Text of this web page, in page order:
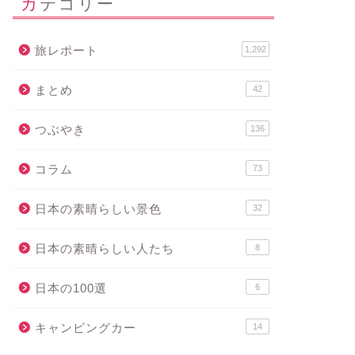
旅レポート 1,292
まとめ 42
つぶやき 136
コラム 73
日本の素晴らしい景色 32
日本の素晴らしい人たち 8
日本の100選 6
キャンピングカー 14